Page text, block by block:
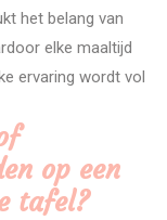
het belang van
elke maaltijd
ervaring wordt vol
op een
tafel?